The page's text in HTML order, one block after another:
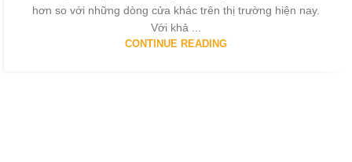
hơn so với những dòng cửa khác trên thị trường hiện nay.
Với khả ...
CONTINUE READING